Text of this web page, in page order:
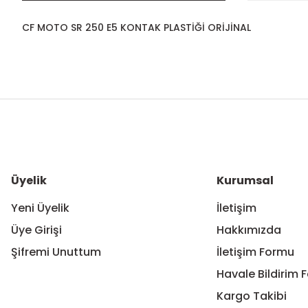
CF MOTO SR 250 E5 KONTAK PLASTİĞİ ORİJİNAL
Ürün bilgilerinde hatalar bulunuyor.
Üyelik
Yeni Üyelik
Üye Girişi
Şifremi Unuttum
Kurumsal
İletişim
Hakkımızda
İletişim Formu
Havale Bildirim
Kargo Takibi